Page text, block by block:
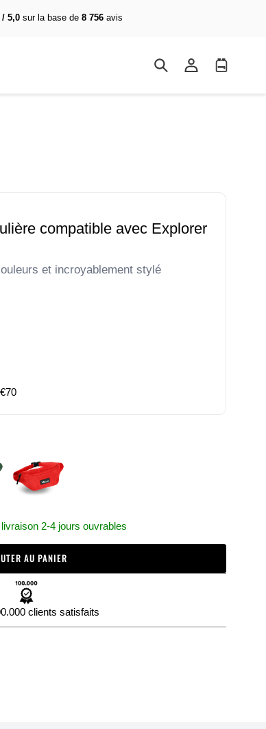
/ 5,0 sur la base de 8 756 avis
connecter
Panier
d'achat
compatible avec Explorer
et incroyablement stylé
2-4 jours ouvrables
AU PANIER
clients satisfaits